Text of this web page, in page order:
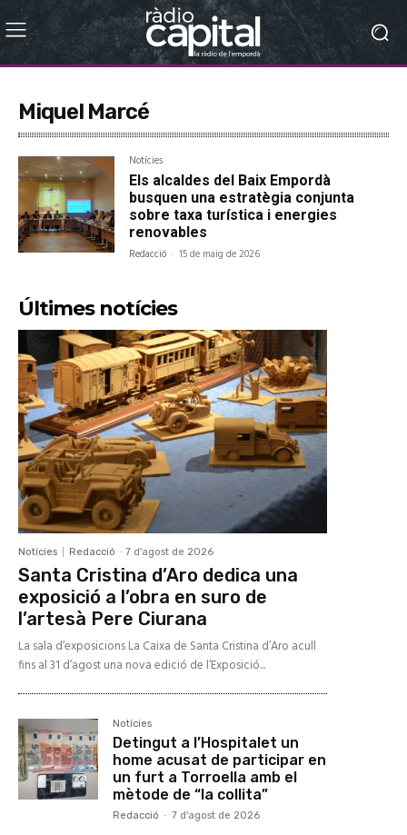
Miquel Marcé
Notícies
Els alcaldes del Baix Empordà
busquen una estratègia conjunta
sobre taxa turística i energies
renovables
Redacció - 15 de maig de 2026
Últimes notícies
Notícies Redacció - 7 d'agost de 2026
Santa Cristina d’Aro dedica una
exposició a l’obra en suro de
l’artesà Pere Ciurana
La sala d’exposicions La Caixa de Santa Cristina d’Aro acull
fins al 31 d’agost una nova edició de l’Exposició...
Notícies
Detingut a l’Hospitalet un
home acusat de participar en
un furt a Torroella amb el
mètode de “la collita”
Redacció - 7 d'agost de 2026